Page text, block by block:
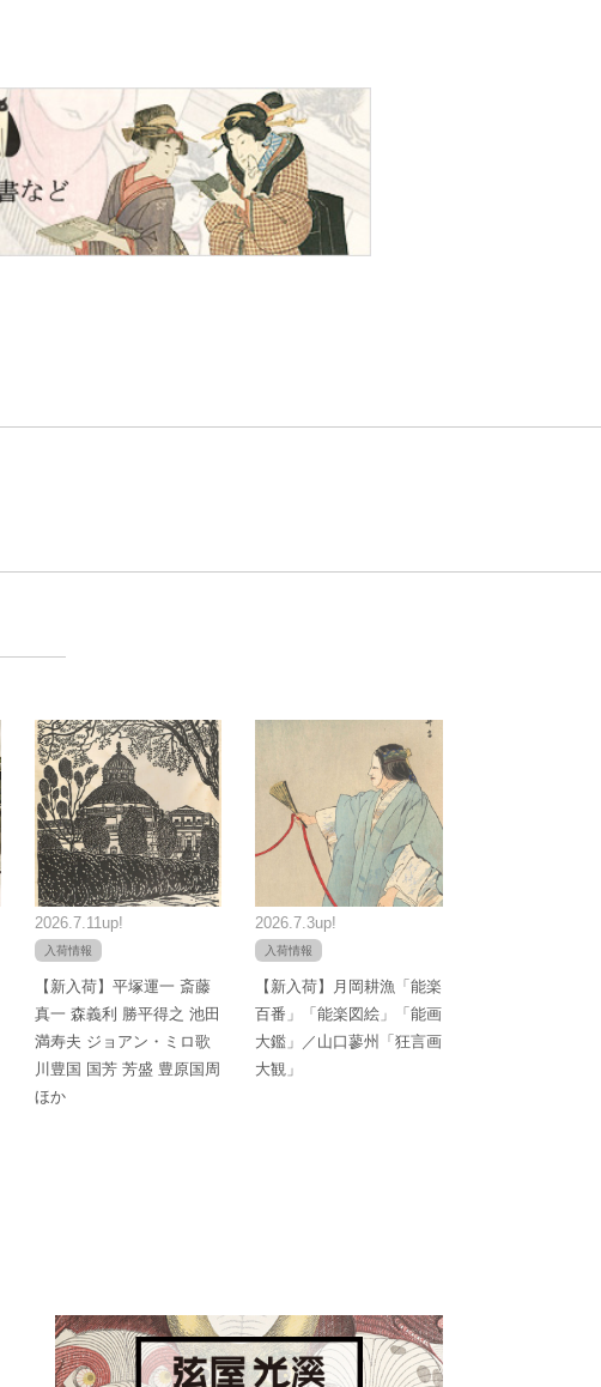
2026.7.11up!
入荷情報
【新入荷】平塚運一 斎藤
真一 森義利 勝平得之 池田
満寿夫 ジョアン・ミロ歌
川豊国 国芳 芳盛 豊原国周
ほか
2026.7.3up!
入荷情報
【新入荷】月岡耕漁「能楽
百番」「能楽図絵」「能画
大鑑」／山口蓼州「狂言画
大観」